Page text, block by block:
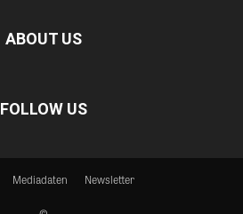
ABOUT US
FOLLOW US
Mediadaten Newsletter